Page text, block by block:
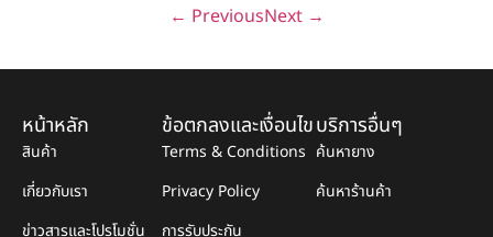
← PreviousNext →
หน้าหลัก
สินค้า
เกี่ยวกับเรา
ข่าวสารและโปรโมชั่น
ข้อตกลงและเงื่อนไข
Terms & Conditions
Privacy Policy
การรับประกัน
บริการอื่นๆ
ค้นหายาง
ค้นหาร้านค้า